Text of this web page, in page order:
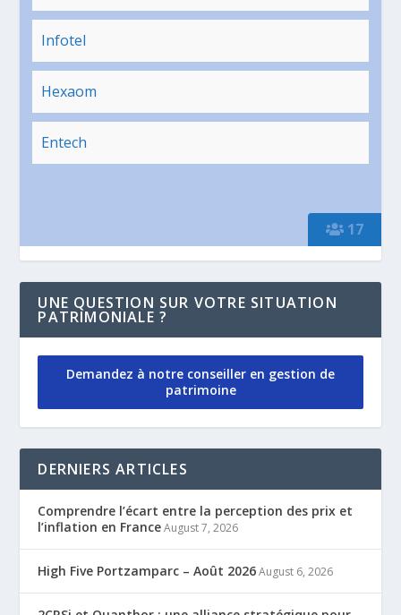
17
Infotel
Hexaom
Entech
UNE QUESTION SUR VOTRE SITUATION
PATRIMONIALE ?
Demandez à notre conseiller en gestion de
patrimoine
DERNIERS ARTICLES
Comprendre l’écart entre la perception des prix et
l’inflation en France August 7, 2026
High Five Portzamparc – Août 2026 August 6, 2026